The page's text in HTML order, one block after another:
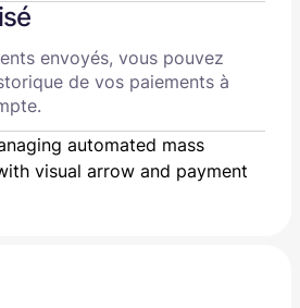
envoyés, vous pouvez
de vos paiements à